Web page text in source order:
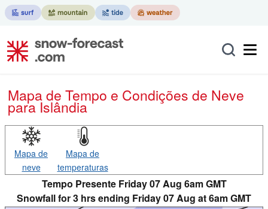
Mapa de Tempo e Condições de Neve
para Islândia
Mapa de
neve
Mapa de
temperaturas
Tempo Presente Friday 07 Aug 6am GMT
Snowfall for 3 hrs ending Friday 07 Aug at 6am GMT